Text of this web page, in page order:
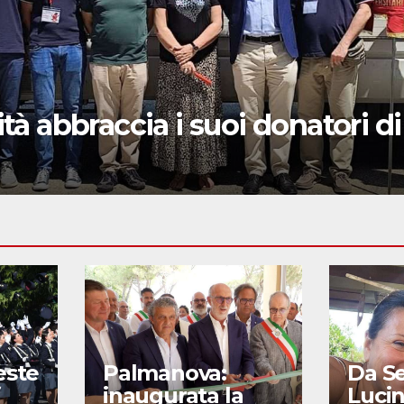
abbraccia i suoi donatori di
Palmanova:
inaugurata la
Da